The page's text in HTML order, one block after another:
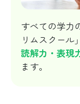
すべての学力
リムスクール
読解力・表現
ます。